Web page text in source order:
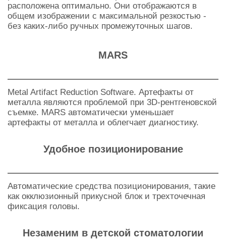
расположена оптимально. Они отображаются в
общем изображении с максимальной резкостью -
без каких-либо ручных промежуточных шагов.
MARS
Metal Artifact Reduction Software. Артефакты от
металла являются проблемой при 3D-рентгеновской
съемке. MARS автоматически уменьшает
артефакты от металла и облегчает диагностику.
Удобное позиционирование
Автоматические средства позиционирования, такие
как окклюзионный прикусной блок и трехточечная
фиксация головы.
Незаменим в детской стоматологии